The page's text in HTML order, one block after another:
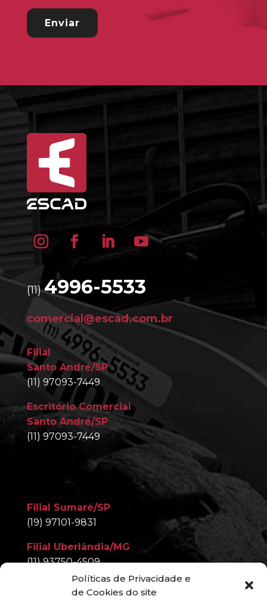
Políticas de Privacidade e
de Cookies do site
(11)4996-5533
comercial@escad.com.br
Filial
Santo André/SP
(11) 97093-7449
Escritório Comercial
Santo André/SP
(11) 97093-7449
Filial Sumaré/SP
(19) 97101-9831
Filial Uberlândia/MG
(11) 93750-4509
Filial Nova Iguaçu/RJ